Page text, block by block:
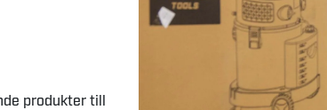
produkter till